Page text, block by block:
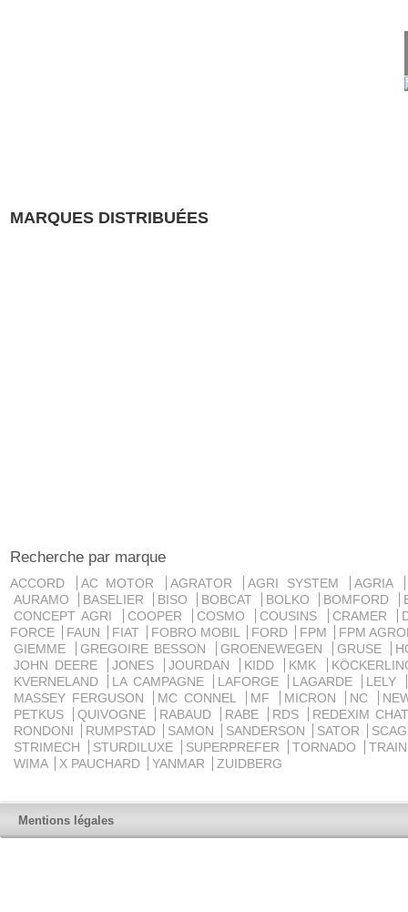
MARQUES DISTRIBUÉES
Recherche par marque
ACCORD AC MOTOR AGRATOR AGRI SYSTEM
AGRIA
AURAMO
BASELIER BISO BOBCAT BOLKO BOMFORD
CONCEPT AGRI
COOPER COSMO COUSINS CRAMER
FORCE
FAUN FIAT FOBRO MOBIL FORD FPM
FPM
GIEMME
GREGOIRE BESSON GROENEWEGEN GRUSE
JOHN DEERE
JONES JOURDAN KIDD KMK
KVERNELAND
LA CAMPAGNE LAFORGE LAGARDE
LELY
MASSEY FERGUSON
MC CONNEL MF MICRON NC
PETKUS
QUIVOGNE RABAUD RABE RDS
REDEXIM
RONDONI
RUMPSTAD SAMON SANDERSON SATOR
STRIMECH
STURDILUXE SUPERPREFER TORNADO
WIMA
X PAUCHARD YANMAR ZUIDBERG
Mentions légales